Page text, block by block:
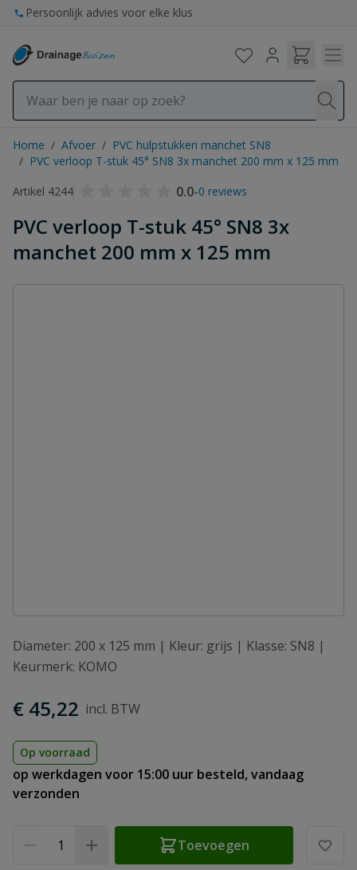
Ga naar de inhoud
Persoonlijk advies voor elke klus
Home / Afvoer / PVC hulpstukken manchet SN8
/ PVC verloop T-stuk 45° SN8 3x manchet 200 mm x 125 mm
Artikel 4244
0.0-0 reviews
PVC verloop T-stuk 45° SN8 3x
manchet 200 mm x 125 mm
Diameter: 200 x 125 mm | Kleur: grijs | Klasse: SN8 |
Keurmerk: KOMO
€ 45,22
Op voorraad
op werkdagen voor 15:00 uur besteld, vandaag
verzonden
Toevoegen